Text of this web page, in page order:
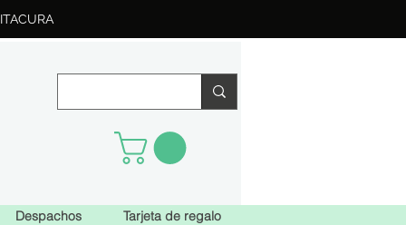
Despachos Tarjeta de regalo